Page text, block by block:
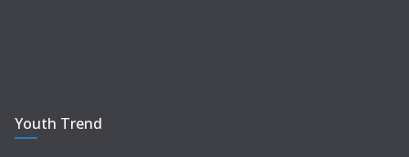
Youth Trend